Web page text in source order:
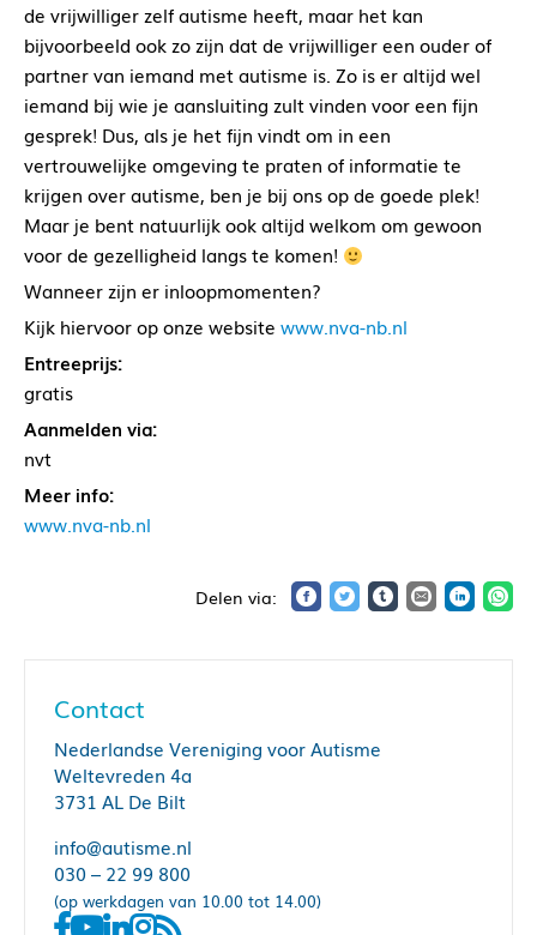
de vrijwilliger zelf autisme heeft, maar het kan
bijvoorbeeld ook zo zijn dat de vrijwilliger een ouder of
partner van iemand met autisme is. Zo is er altijd wel
iemand bij wie je aansluiting zult vinden voor een fijn
gesprek! Dus, als je het fijn vindt om in een
vertrouwelijke omgeving te praten of informatie te
krijgen over autisme, ben je bij ons op de goede plek!
Maar je bent natuurlijk ook altijd welkom om gewoon
voor de gezelligheid langs te komen!
Wanneer zijn er inloopmomenten?
Kijk hiervoor op onze website www.nva-nb.nl
Entreeprijs:
gratis
Aanmelden via:
nvt
Meer info:
www.nva-nb.nl
Contact
Nederlandse Vereniging voor Autisme
Weltevreden 4a
3731 AL De Bilt
info@autisme.nl
030 – 22 99 800
(op werkdagen van 10.00 tot 14.00)